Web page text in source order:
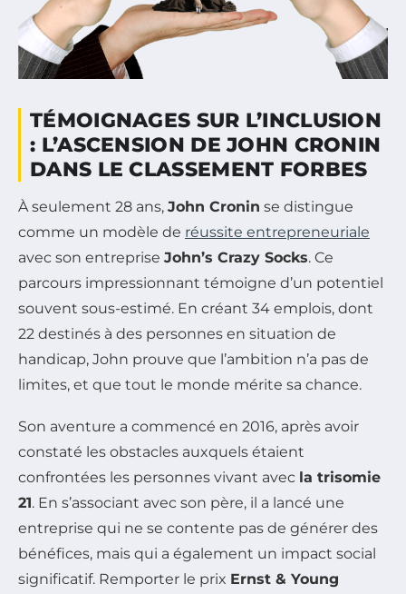
TÉMOIGNAGES SUR L’INCLUSION
: L’ASCENSION DE JOHN CRONIN
DANS LE CLASSEMENT FORBES
À seulement 28 ans, John Cronin se distingue
comme un modèle de réussite entrepreneuriale
avec son entreprise John’s Crazy Socks. Ce
parcours impressionnant témoigne d’un potentiel
souvent sous-estimé. En créant 34 emplois, dont
22 destinés à des personnes en situation de
handicap, John prouve que l’ambition n’a pas de
limites, et que tout le monde mérite sa chance.
Son aventure a commencé en 2016, après avoir
constaté les obstacles auxquels étaient
confrontées les personnes vivant avec la trisomie
21. En s’associant avec son père, il a lancé une
entreprise qui ne se contente pas de générer des
bénéfices, mais qui a également un impact social
significatif. Remporter le prix Ernst & Young